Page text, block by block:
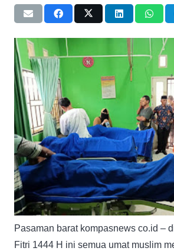
Pasaman barat kompasnews co.id –
Fitri 1444 H ini semua umat muslim